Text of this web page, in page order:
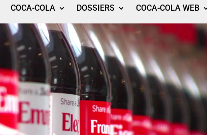
COCA-COLA DOSSIERS COCA-COLA WEB